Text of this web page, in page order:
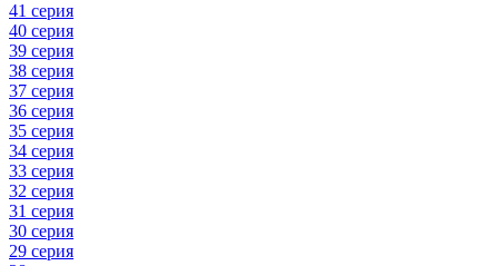
41 серия
40 серия
39 серия
38 серия
37 серия
36 серия
35 серия
34 серия
33 серия
32 серия
31 серия
30 серия
29 серия